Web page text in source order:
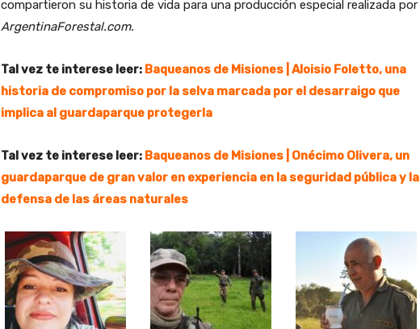
compartieron su historia de vida para una producción especial realizada por
ArgentinaForestal.com.
Tal vez te interese leer: Baqueanos de Misiones | Aloisio Foletto, una
historia de compromiso por la selva marcada por el desarraigo que
implica al guardaparque protegerla
Tal vez te interese leer: Baqueanos de Misiones | Onécimo Olivera, un
guardaparque de gran valor en experiencia en la seguridad pública y la
defensa de las áreas naturales